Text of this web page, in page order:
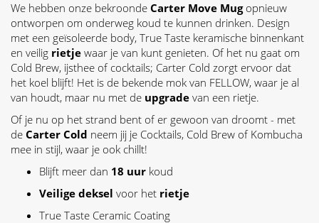
We hebben onze bekroonde Carter Move Mugopnieuw
ontworpen om onderweg koud te kunnen drinken. Design
met een geïsoleerde body, True Taste keramische binnenkant
en veilig rietje waar je van kunt genieten. Of het nu gaat om
Cold Brew, ijsthee of cocktails; Carter Cold zorgt ervoor dat
het koel blijft! Het is de bekende mok van FELLOW, waar je al
van houdt, maar nu met de upgrade van een rietje.
Of je nu op het strand bent of er gewoon van droomt - met
de Carter Cold neem jij je Cocktails, Cold Brew of Kombucha
mee in stijl, waar je ook chillt!
Blijft meer dan 18 uur koud
Veilige deksel voor het rietje
True Taste Ceramic Coating